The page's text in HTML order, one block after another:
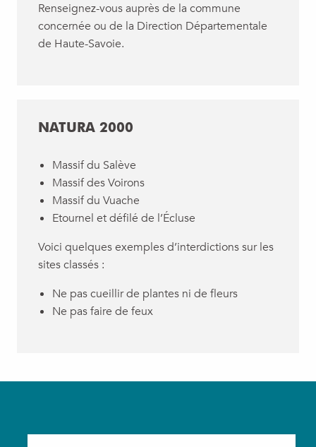
Renseignez-vous auprès de la commune
concernée ou de la Direction Départementale
de Haute-Savoie.
NATURA 2000
Massif du Salève
Massif des Voirons
Massif du Vuache
Etournel et défilé de l’Écluse
Voici quelques exemples d’interdictions sur les
sites classés :
Ne pas cueillir de plantes ni de fleurs
Ne pas faire de feux